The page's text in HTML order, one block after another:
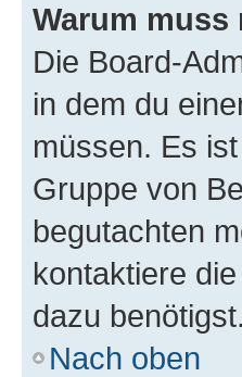
Warum
Die Board-
in dem du
müssen. Es
Gruppe von
begutachten
kontaktiere
dazu benötigst.
Nach oben